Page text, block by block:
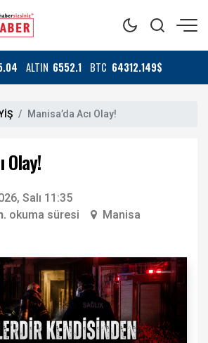
ALTIN 6552.1 BTC 64312.149$
Manisa’da Acı Olay!
Olay!
Salı 11:35
okuma süresi Manisa